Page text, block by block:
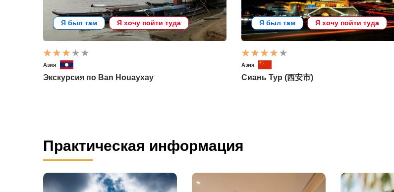
Я был там Я хочу пойти туда
Азия
Экскурсия по Ban Houayxay
Я был там Я хочу пойти туда
Азия
Сиань Тур (西安市)
Практическая информация